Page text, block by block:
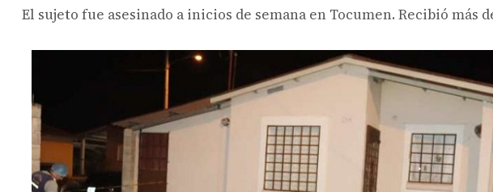
El sujeto fue asesinado a inicios de semana en Tocumen. Recibió más